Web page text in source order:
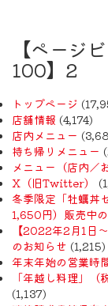
【ページ
100】2
トップページ
店舗情報 (4,174)
店内メニュー
持ち帰りメニュー
メニュー（店内／
X（旧Twitter）
冬季限定「牡蠣丼
1,650円）販売中
【2022年2月1日
のお知らせ (1,215)
年末年始の営業時
「年越し料理」
(1,137)